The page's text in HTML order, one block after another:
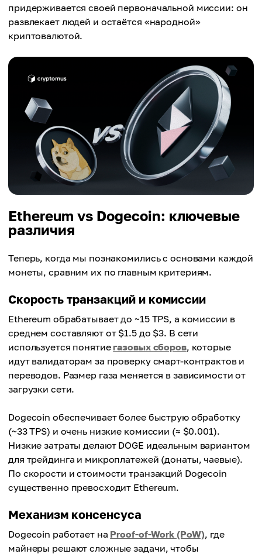
придерживается своей первоначальной миссии: он
развлекает людей и остаётся «народной»
криптовалютой.
Ethereum vs Dogecoin: ключевые
различия
Теперь, когда мы познакомились с основами каждой
монеты, сравним их по главным критериям.
Скорость транзакций и комиссии
Ethereum обрабатывает до ~15 TPS, а комиссии в
среднем составляют от $1.5 до $3. В сети
используется понятиегазовых сборов, которые
идут валидаторам за проверку смарт-контрактов и
переводов. Размер газа меняется в зависимости от
загрузки сети.
Dogecoin обеспечивает более быструю обработку
(~33 TPS) и очень низкие комиссии (≈ $0.001).
Низкие затраты делают DOGE идеальным вариантом
для трейдинга и микроплатежей (донаты, чаевые).
По скорости и стоимости транзакций Dogecoin
существенно превосходит Ethereum.
Механизм консенсуса
Dogecoin работает на Proof-of-Work (PoW), где
майнеры решают сложные задачи, чтобы